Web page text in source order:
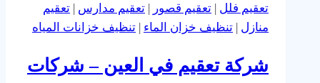
تعقيم فلل | تعقيم قصور | تعقيم مدارس | تعقيم
منازل | تنظيف خزان الماء | تنظيف خزانات المياه
شركة تعقيم في العين – شركات